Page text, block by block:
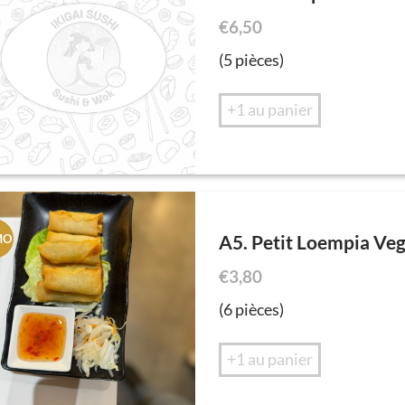
€6,50
(5 pièces)
+1 au panier
A5. Petit Loempia
€3,80
(6 pièces)
+1 au panier